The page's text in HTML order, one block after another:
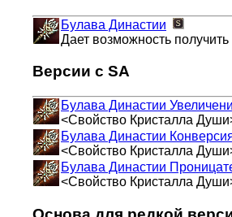
Булава Династии
Дает возможность
Версии с SA
Булава Династии
<Свойство Кристалла
Булава Династии
<Свойство Кристалла
Булава Династии
<Свойство Кристалла